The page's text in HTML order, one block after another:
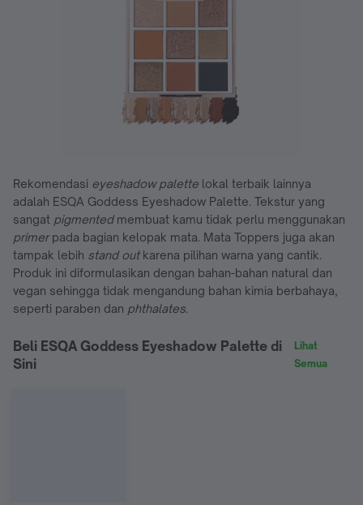
Rekomendasi eyeshadow palette lokal terbaik lainnya
adalah ESQA Goddess Eyeshadow Palette. Tekstur yang
sangat pigmented membuat kamu tidak perlu menggunakan
primerpada bagian kelopak mata. Mata Toppers juga akan
tampak lebih stand outkarena pilihan warna yang cantik.
Produk ini diformulasikan dengan bahan-bahan natural dan
vegan sehingga tidak mengandung bahan kimia berbahaya,
seperti paraben dan phthalates.
Beli ESQA Goddess Eyeshadow Palette di
Sini
Lihat
Semua